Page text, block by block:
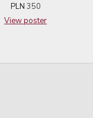
PLN 350
View poster